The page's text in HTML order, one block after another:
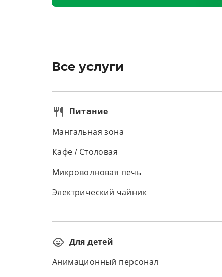
Все услуги
Питание
Мангальная зона
Кафе / Столовая
Микроволновая печь
Электрический чайник
Для детей
Анимационный персонал